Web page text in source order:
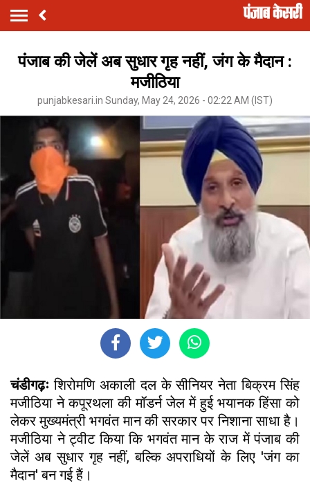
पंजाब की जेलें अब सुधार गृह नहीं, जंग के मैदान :
मजीठिया
punjabkesari.in Sunday, May 24, 2026 - 02:22 AM (IST)
चंडीगढ़ः शिरोमणि अकाली दल के सीनियर नेता बिक्रम सिंह
मजीठिया ने कपूरथला की मॉडर्न जेल में हुई भयानक हिंसा को
लेकर मुख्यमंत्री भगवंत मान की सरकार पर निशाना साधा है।
मजीठिया ने ट्वीट किया कि भगवंत मान के राज में पंजाब की
जेलें अब सुधार गृह नहीं, बल्कि अपराधियों के लिए 'जंग का
मैदान' बन गई हैं।